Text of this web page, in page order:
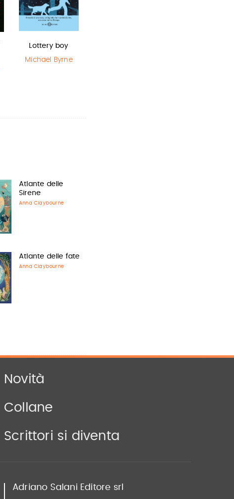
Lottery boy
Michael Byrne
Atlante delle
Sirene
Anna Claybourne
Atlante delle fate
Anna Claybourne
Novità
Collane
Scrittori si diventa
Adriano Salani Editore srl